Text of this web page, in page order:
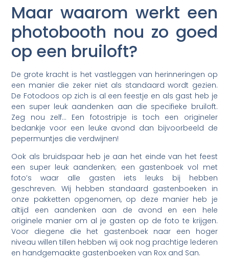
Maar waarom werkt een
photobooth nou zo goed
op een bruiloft?
De grote kracht is het vastleggen van herinneringen op
een manier die zeker niet als standaard wordt gezien.
De Fotodoos op zich is al een feestje en als gast heb je
een super leuk aandenken aan die specifieke bruiloft.
Zeg nou zelf… Een fotostripje is toch een origineler
bedankje voor een leuke avond dan bijvoorbeeld de
pepermuntjes die verdwijnen!
Ook als bruidspaar heb je aan het einde van het feest
een super leuk aandenken; een gastenboek vol met
foto’s waar alle gasten iets leuks bij hebben
geschreven. Wij hebben standaard gastenboeken in
onze pakketten opgenomen, op deze manier heb je
altijd een aandenken aan de avond en een hele
originele manier om al je gasten op de foto te krijgen.
Voor diegene die het gastenboek naar een hoger
niveau willen tillen hebben wij ook nog prachtige lederen
en handgemaakte gastenboeken van Rox and San.